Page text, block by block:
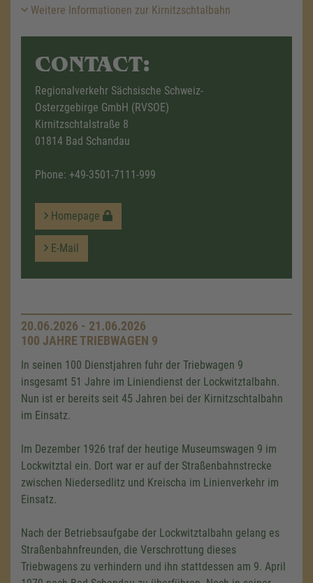
Weitere Informationen zur Kirnitzschtalbahn
CONTACT:
Regionalverkehr Sächsische Schweiz-
Osterzgebirge GmbH (RVSOE)
Kirnitzschtalstraße 8
01814 Bad Schandau
Phone: +49-3501-7111-999
Homepage
E-Mail
20.06.2026 - 21.06.2026
100 JAHRE TRIEBWAGEN 9
In seinen 100 Dienstjahren fuhr der Triebwagen 9
insgesamt 51 Jahre im Liniendienst der Lockwitztalbahn.
Nun ist er bereits seit 45 Jahren bei der Kirnitzschtalbahn
im Einsatz.
Im Dezember 1926 traf der heutige Museumswagen 9 im
Lockwitztal ein. Dort war er auf der Straßenbahnstrecke
zwischen Niedersedlitz und Kreischa im Linienverkehr im
Einsatz.
Nach der Betriebsaufgabe der Lockwitztalbahn gelang es
Straßenbahnfreunden, die Verschrottung dieses
Triebwagens zu verhindern und ihn stattdessen am 9. April